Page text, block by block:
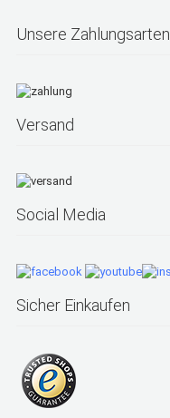
Unsere Zahlungsarten
Versand
Social Media
Sicher Einkaufen